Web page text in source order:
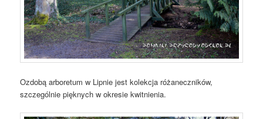
Ozdobą arboretum w Lipnie jest kolekcja różaneczników,
szczególnie pięknych w okresie kwitnienia.